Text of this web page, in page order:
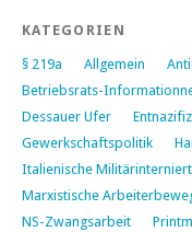
KATEGORIEN
§ 219a Allgemein
Betriebsrats-
Dessauer Ufer
Gewerkschaftspolitik
Italienische
Marxistische
NS-Zwangsarbeit